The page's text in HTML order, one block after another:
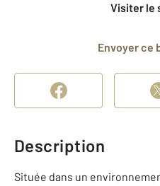
Visiter
Envoyer ce
Description
Située dans un